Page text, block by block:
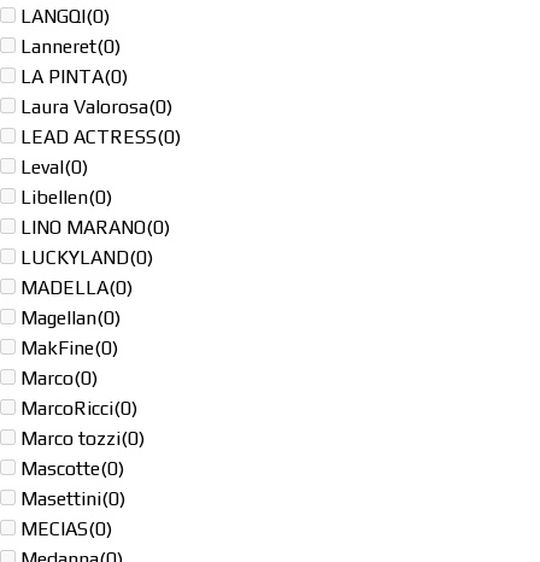
LANGQI(0)
Lanneret(0)
LA PINTA(0)
Laura Valorosa(0)
LEAD ACTRESS(0)
Leval(0)
Libellen(0)
LINO MARANO(0)
LUCKYLAND(0)
MADELLA(0)
Magellan(0)
MakFine(0)
Marco(0)
MarcoRicci(0)
Marco tozzi(0)
Mascotte(0)
Masettini(0)
MECIAS(0)